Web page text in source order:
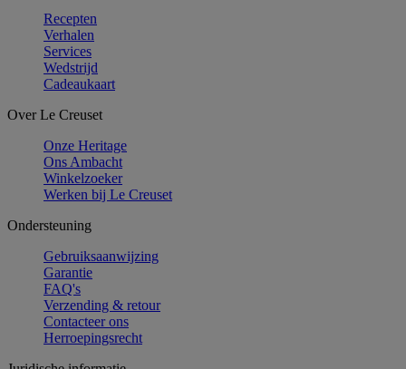
Recepten
Verhalen
Services
Wedstrijd
Cadeaukaart
Over Le Creuset
Onze Heritage
Ons Ambacht
Winkelzoeker
Werken bij Le Creuset
Ondersteuning
Gebruiksaanwijzing
Garantie
FAQ's
Verzending & retour
Contacteer ons
Herroepingsrecht